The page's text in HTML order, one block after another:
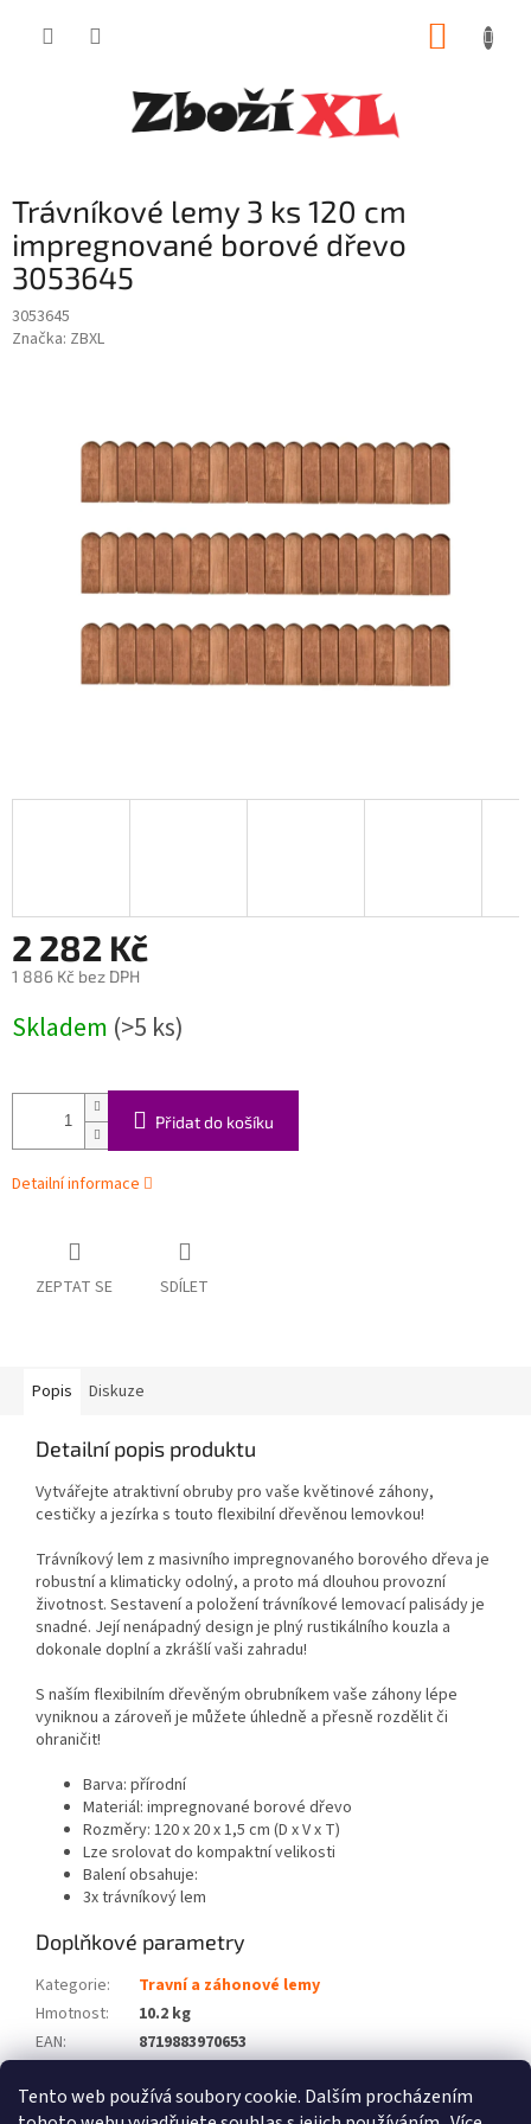
Tento web používá soubory cookie. Dalším procházením
Trávníkové lemy 3 ks 120 cm
impregnované borové dřevo
3053645
3053645
Značka: ZBXL
2 282 Kč
1 886 Kč bez DPH
cena:
Skladem (>5 ks)
Přidat do košíku
Detailní informace
ZEPTAT SE SDÍLET
Popis Diskuze
Detailní popis produktu
Vytvářejte atraktivní obruby pro vaše květinové záhony,
cestičky a jezírka s touto flexibilní dřevěnou lemovkou!
Trávníkový lem z masivního impregnovaného borového dřeva je
robustní a klimaticky odolný, a proto má dlouhou provozní
životnost. Sestavení a položení trávníkové lemovací palisády je
snadné. Její nenápadný design je plný rustikálního kouzla a
dokonale doplní a zkrášlí vaši zahradu!
S naším flexibilním dřevěným obrubníkem vaše záhony lépe
vyniknou a zároveň je můžete úhledně a přesně rozdělit či
ohraničit!
Barva: přírodní
Materiál: impregnované borové dřevo
Rozměry: 120 x 20 x 1,5 cm (D x V x T)
Lze srolovat do kompaktní velikosti
Balení obsahuje:
3x trávníkový lem
Doplňkové parametry
Kategorie:
Travní a záhonové lemy
Hmotnost:
10.2 kg
EAN:
8719883970653
Počet balíků: 3